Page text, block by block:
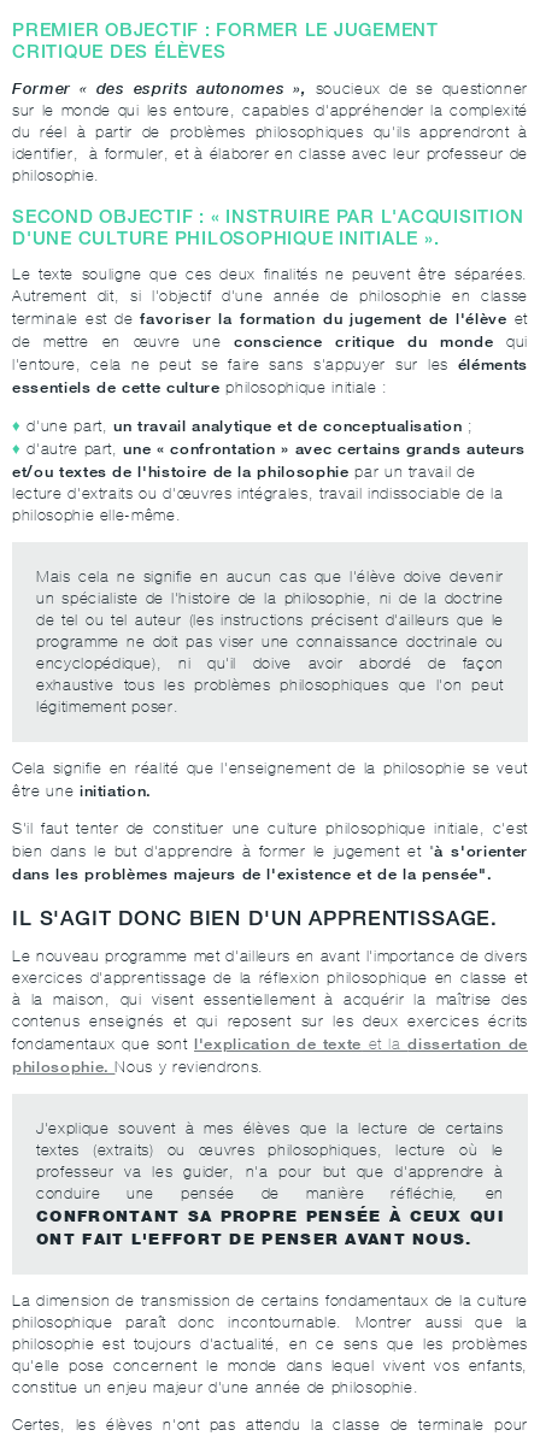
PREMIER OBJECTIF : FORMER LE JUGEMENT
CRITIQUE DES ÉLÈVES
Former « des esprits autonomes »,
soucieux de se questionner
sur le monde qui les entoure, capables d'appréhender la complexité
du réel à partir de problèmes philosophiques qu'ils apprendront à
identifier, à formuler, et à élaborer en classe avec leur professeur de
philosophie.
SECOND OBJECTIF : « INSTRUIRE PAR L'ACQUISITION
D'UNE CULTURE PHILOSOPHIQUE INITIALE ».
Le texte souligne que ces deux finalités ne peuvent être séparées.
Autrement dit, si l'objectif d'une année de philosophie en classe
terminale est defavoriser la formation du jugement de l'élève et
de mettre en œuvre uneconscience critique du monde qui
l'entoure, cela ne peut se faire sans s'appuyer sur les éléments
essentiels de cette culture philosophique initiale :
d'une part,un travail analytique et de conceptualisation ;
d'autre part,une « confrontation » avec certains grands auteurs
et/ou textes de l'histoire de la philosophie par un travail de
lecture d'extraits ou d'œuvres intégrales, travail indissociable de la
philosophie elle-même.
Mais cela ne signifie en aucun cas que l'élève doive devenir
un spécialiste de l'histoire de la philosophie, ni de la doctrine
de tel ou tel auteur (les instructions précisent d'ailleurs que le
programme ne doit pas viser une connaissance doctrinale ou
encyclopédique), ni qu'il doive avoir abordé de façon
exhaustive tous les problèmes philosophiques que l'on peut
légitimement poser.
Cela signifie en réalité que l'enseignement de la philosophie se veut
être une initiation.
S'il faut tenter de constituer une culture philosophique initiale, c'est
bien dans le but d'apprendre à former le jugement et "à s'orienter
dans les problèmes majeurs de l'existence et de la pensée".
IL S'AGIT DONC BIEN D'UNAPPRENTISSAGE.
Le nouveau programme met d'ailleurs en avant l'importance de divers
exercices d'apprentissage de la réflexion philosophique en classe et
à la maison, qui visent essentiellement à acquérir la maîtrise des
contenus enseignés et qui reposent sur les deux exercices écrits
fondamentaux que sont l'explication de texte et ladissertation de
philosophie.Nous y reviendrons.
J'explique souvent à mes élèves que la lecture de certains
textes (extraits) ou œuvres philosophiques, lecture où le
professeur va les guider, n'a pour but que d'apprendre à
conduire une pensée de manière réfléchie, en
CONFRONTANT SA PROPRE PENSÉE À CEUX QUI
ONT FAIT L'EFFORT DE PENSER AVANT NOUS.
La dimension de transmission de certains fondamentaux de la culture
philosophique paraît donc incontournable. Montrer aussi que la
philosophie est toujours d'actualité, en ce sens que les problèmes
qu'elle pose concernent le monde dans lequel vivent vos enfants,
constitue un enjeu majeur d'une année de philosophie.
Certes, les élèves n'ont pas attendu la classe de terminale pour